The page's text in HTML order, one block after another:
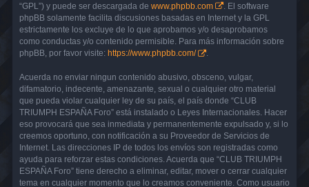
“GPL”) y puede ser descargada de www.phpbb.com
. El software
phpBB solamente facilita discusiones basadas en Internet y la GPL
estrictamente los excluye de lo que aprobamos y/o desaprobamos
como conductas y/o contenido permisible. Para más información sobre
phpBB, por favor visite: https://www.phpbb.com/ .
Acuerda no enviar ningun contenido abusivo, obsceno, vulgar,
difamatorio, indecente, amenazante, sexual o cualquier otro material
que pueda violar cualquier ley de su país, el país donde “CLUB
TRIUMPH ESPAÑA Foro” está instalado o Leyes Internacionales. Hacer
eso provocará que sea inmediata y permanentemente expulsado y, si lo
creemos oportuno, con notificación a su Proveedor de Servicios de
Internet. Las direcciones IP de todos los envíos son registradas como
ayuda para reforzar estas condiciones. Acuerda que “CLUB TRIUMPH
ESPAÑA Foro” tiene derecho a eliminar, editar, mover o cerrar cualquier
tema en cualquier momento que lo creamos conveniente. Como usuario